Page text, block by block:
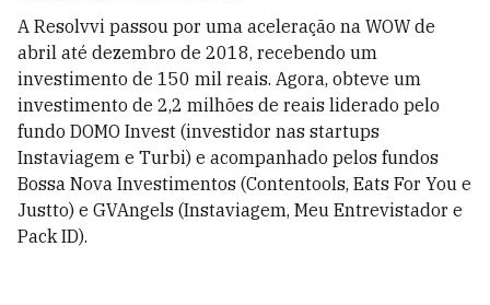
A Resolvvi passou por uma aceleração na WOW de
abril até dezembro de 2018, recebendo um
investimento de 150 mil reais. Agora, obteve um
investimento de 2,2 milhões de reais liderado pelo
fundo DOMO Invest (investidor nas startups
Instaviagem e Turbi) e acompanhado pelos fundos
Bossa Nova Investimentos (Contentools, Eats For You e
Justto) e GVAngels (Instaviagem, Meu Entrevistador e
Pack ID).